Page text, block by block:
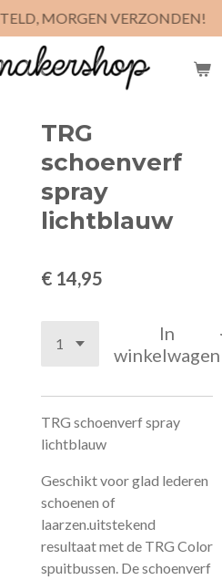
MORGEN VERZONDEN!
TRG
schoenverf
spray
lichtblauw
€ 14,95
In
winkelwagen
TRG schoenverf spray
lichtblauw
Geschikt voor glad lederen
schoenen of
laarzen.uitstekend
resultaat met de TRG Color
spuitbussen. De schoenverf